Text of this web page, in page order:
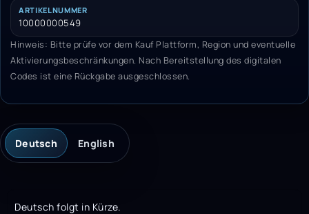
ARTIKELNUMMER
10000000549
Hinweis: Bitte prüfe vor dem Kauf Plattform, Region und eventuelle
Aktivierungsbeschränkungen. Nach Bereitstellung des digitalen
Codes ist eine Rückgabe ausgeschlossen.
Deutsch English
Deutsch folgt in Kürze.